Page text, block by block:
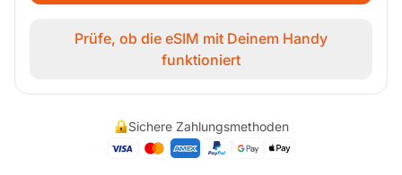
Prüfe, ob die eSIM mit Deinem Handy
funktioniert
Sichere Zahlungsmethoden